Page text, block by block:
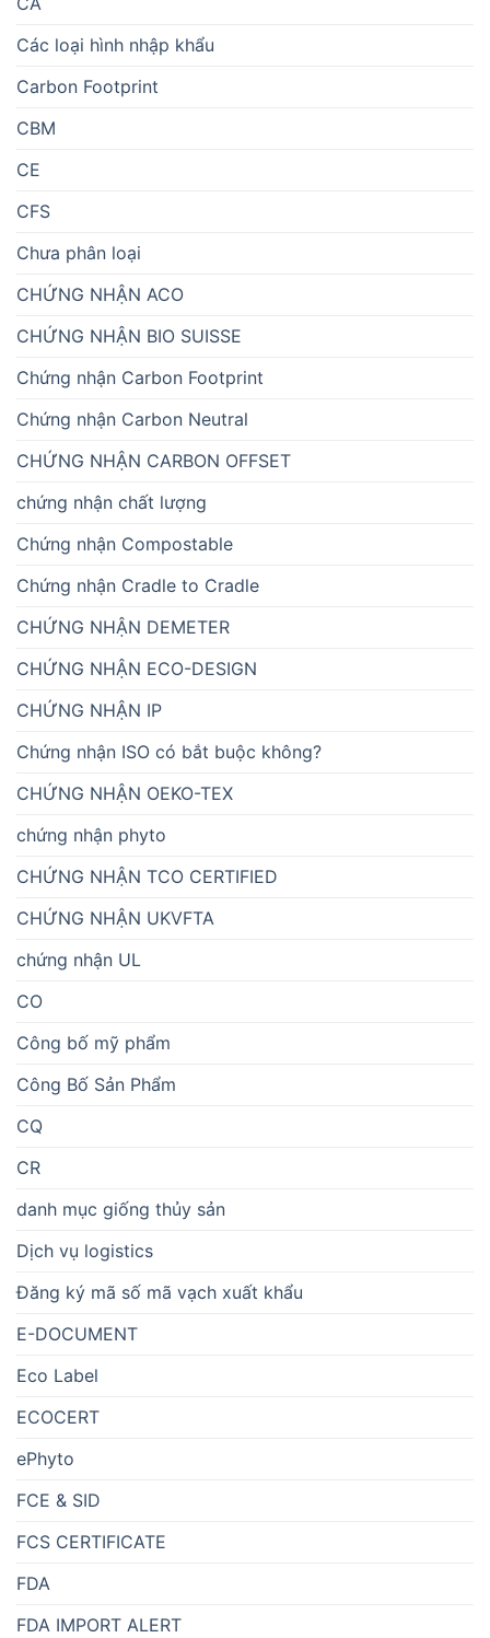
Các loại hình nhập khẩu
Carbon Footprint
CBM
CE
CFS
Chưa phân loại
CHỨNG NHẬN ACO
CHỨNG NHẬN BIO SUISSE
Chứng nhận Carbon Footprint
Chứng nhận Carbon Neutral
CHỨNG NHẬN CARBON OFFSET
chứng nhận chất lượng
Chứng nhận Compostable
Chứng nhận Cradle to Cradle
CHỨNG NHẬN DEMETER
CHỨNG NHẬN ECO-DESIGN
CHỨNG NHẬN IP
Chứng nhận ISO có bắt buộc không?
CHỨNG NHẬN OEKO-TEX
chứng nhận phyto
CHỨNG NHẬN TCO CERTIFIED
CHỨNG NHẬN UKVFTA
chứng nhận UL
CO
Công bố mỹ phẩm
Công Bố Sản Phẩm
CQ
CR
danh mục giống thủy sản
Dịch vụ logistics
Đăng ký mã số mã vạch xuất khẩu
E-DOCUMENT
Eco Label
ECOCERT
ePhyto
FCE & SID
FCS CERTIFICATE
FDA
FDA IMPORT ALERT